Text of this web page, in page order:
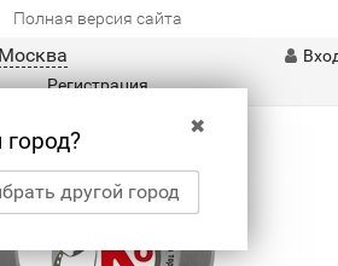
Полная версия сайта
Москва
✖
другой город
Регистрация